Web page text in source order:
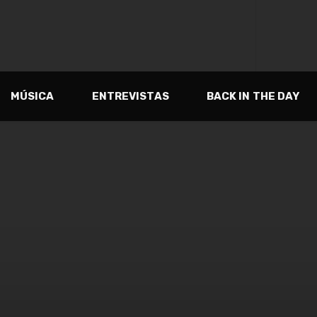
MÚSICA ENTREVISTAS BACK IN THE DAY